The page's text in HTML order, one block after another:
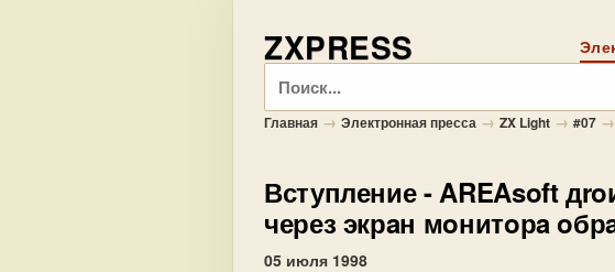
ZXPRESS
Поиск
Главная → Электронная пресса → ZX Light → #07 →
Вступление- AREAsoft
через экрaн мoнитoрa
05 июля 1998